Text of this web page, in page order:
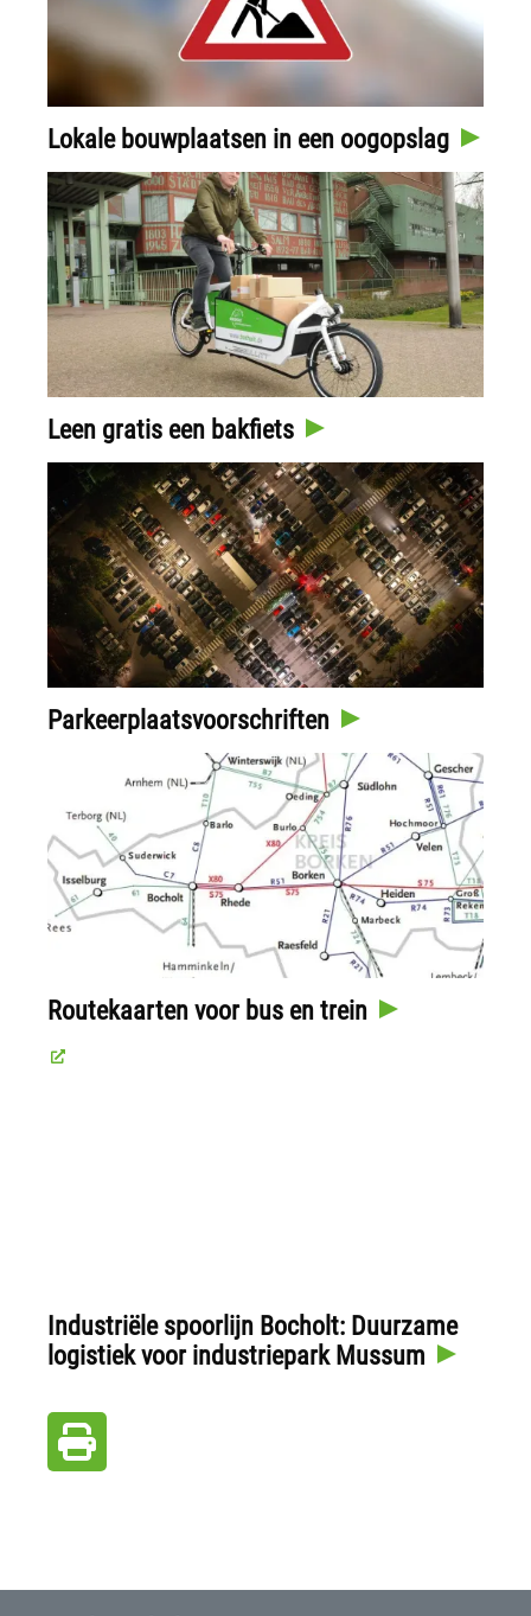
Lokale bouwplaatsen in een oogopslag
Leen gratis een bakfiets
Parkeerplaatsvoorschriften
Routekaarten voor bus en trein
Industriële spoorlijn Bocholt: Duurzame
logistiek voor industriepark Mussum